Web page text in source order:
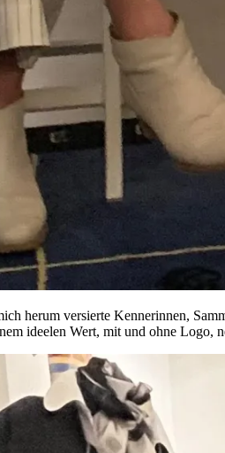
herum versierte Kennerinnen,
ideelen Wert, mit und ohne Logo,